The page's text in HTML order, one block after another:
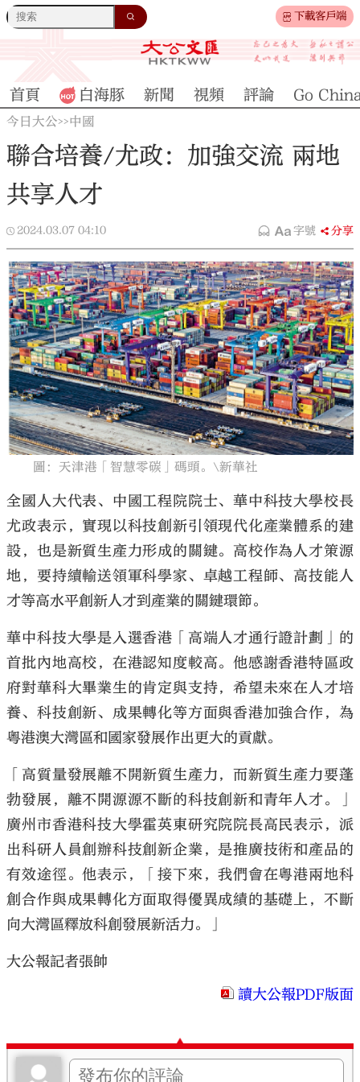
下載客戶端
大公文匯
首頁 白海豚 新聞 視頻 評論 Go
今日大公>>中國
聯合培養/尤政：加強交流 兩地
共享人才
2024.03.07 04:10 字號 分享
圖：天津港「智慧零碳」碼頭。\新華社
全國人大代表、中國工程院院士、華中科技大學校長
尤政表示，實現以科技創新引領現代化產業體系的建
設，也是新質生產力形成的關鍵。高校作為人才策源
地，要持續輸送領軍科學家、卓越工程師、高技能人
才等高水平創新人才到產業的關鍵環節。
華中科技大學是入選香港「高端人才通行證計劃」的
首批內地高校，在港認知度較高。他感謝香港特區政
府對華科大畢業生的肯定與支持，希望未來在人才培
養、科技創新、成果轉化等方面與香港加強合作，為
粵港澳大灣區和國家發展作出更大的貢獻。
「高質量發展離不開新質生產力，而新質生產力要蓬
勃發展，離不開源源不斷的科技創新和青年人才。」
廣州市香港科技大學霍英東研究院院長高民表示，派
出科研人員創辦科技創新企業，是推廣技術和產品的
有效途徑。他表示，「接下來，我們會在粵港兩地科
創合作與成果轉化方面取得優異成績的基礎上，不斷
向大灣區釋放科創發展新活力。」
大公報記者張帥
讀大公報PDF版面